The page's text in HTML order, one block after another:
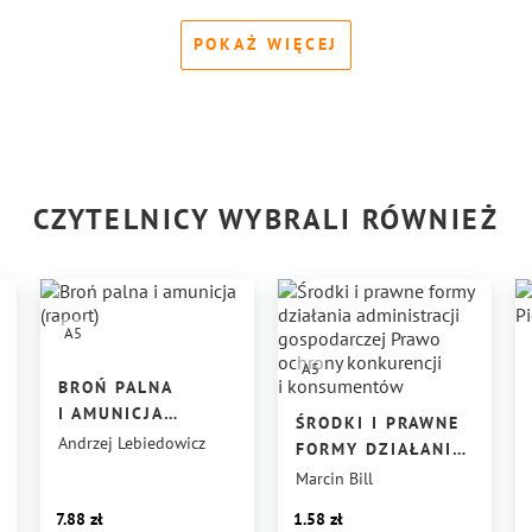
POKAŻ WIĘCEJ
CZYTELNICY WYBRALI RÓWNIEŻ
A5
BROŃ PALNA
I AMUNICJA
(RAPORT)
Andrzej Lebiedowicz
7.88
A5
ŚRODKI I PRAWNE
FORMY DZIAŁANIA
ADMINISTRACJI
PRAWO OCHRONY
Marcin Bill
1.58